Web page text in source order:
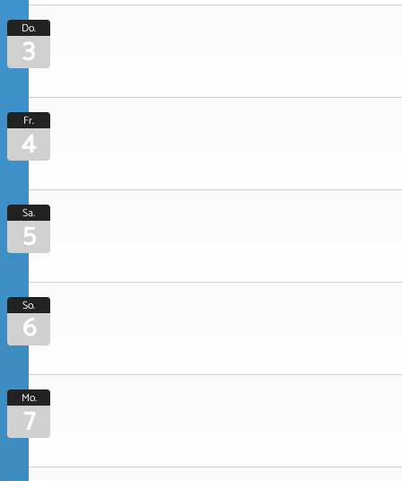
Do.
3
Fr.
4
Sa.
5
So.
6
Mo.
7